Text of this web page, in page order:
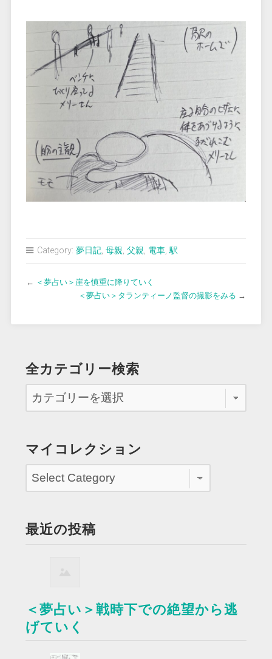
Category: 夢日記, 母親, 父親, 電車,駅
← ＜夢占い＞崖を慎重に降りていく
＜夢占い＞タランティーノ監督の撮影をみる →
全カテゴリー検索
マイコレクション
最近の投稿
＜夢占い＞戦時下での絶望から逃
げていく